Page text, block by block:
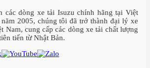
các dòng xe tải Isuzu chính hãng tại Việt
2005, chúng tôi đã trở thành đại lý xe
Nam, cung cấp các dòng xe tải chất lượng
tiến từ Nhật Bản.